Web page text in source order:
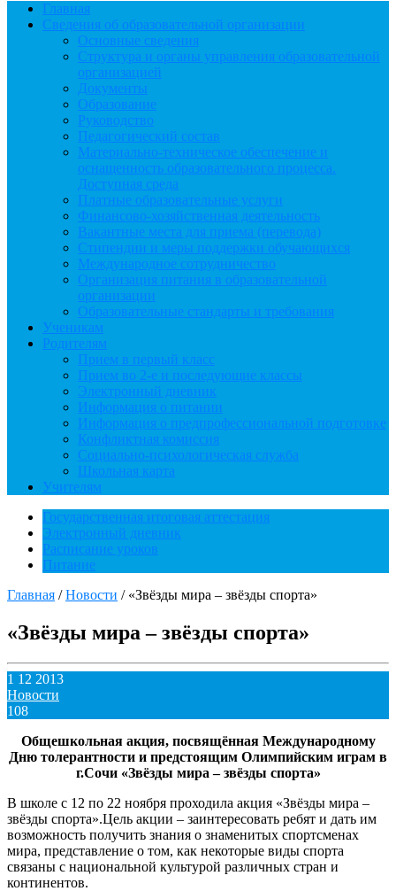
Главная
Сведения об образовательной организации
Основные сведения
Структура и органы управления образовательной
организацией
Документы
Образование
Руководство
Педагогический состав
Материально-техническое обеспечение и
оснащенность образовательного процесса.
Доступная среда
Платные образовательные услуги
Финансово-хозяйственная деятельность
Вакантные места для приема (перевода)
Стипендии и меры поддержки обучающихся
Международное сотрудничество
Организация питания в образовательной
организации
Образовательные стандарты и требования
Ученикам
Родителям
Прием в первый класс
Прием во 2-е и последующие классы
Электронный дневник
Информация о питании
Информация о предпрофессиональной подготовке
Конфликтная комиссия
Социально-психологическая служба
Школьная карта
Учителям
Государственная итоговая аттестация
Электронный дневник
Расписание уроков
Питание
Главная /Новости / «Звёзды мира – звёзды спорта»
«Звёзды мира – звёзды спорта»
1 12 2013
Новости
108
Общешкольная акция, посвящённая Международному
Дню толерантности и предстоящим Олимпийским играм в
г.Сочи «Звёзды мира – звёзды спорта»
В школе с 12 по 22 ноября проходила акция «Звёзды мира –
звёзды спорта».Цель акции – заинтересовать ребят и дать им
возможность получить знания о знаменитых спортсменах
мира, представление о том, как некоторые виды спорта
связаны с национальной культурой различных стран и
континентов.